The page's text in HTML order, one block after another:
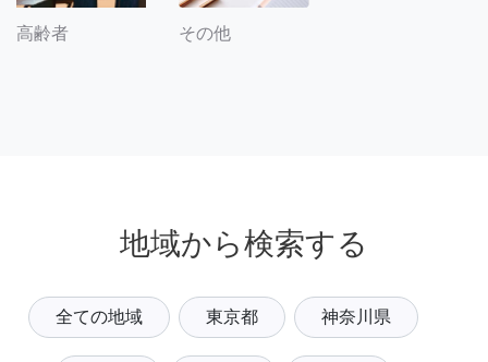
高齢者 その他
地域から検索する
全ての地域 東京都 神奈川県